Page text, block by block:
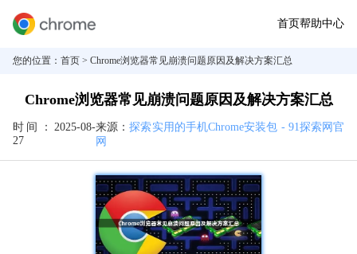
首页帮助中心
您的位置： 首页 > Chrome浏览器常见崩溃问题原因及解决方案汇总
Chrome浏览器常见崩溃问题原因及解决方案汇总
时间： 2025-08-
27
来源：探索实用的手机Chrome安装包 - 91探索网官
网